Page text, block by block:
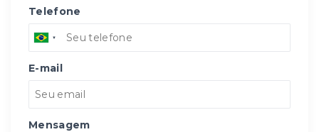
Telefone
E-mail
Mensagem